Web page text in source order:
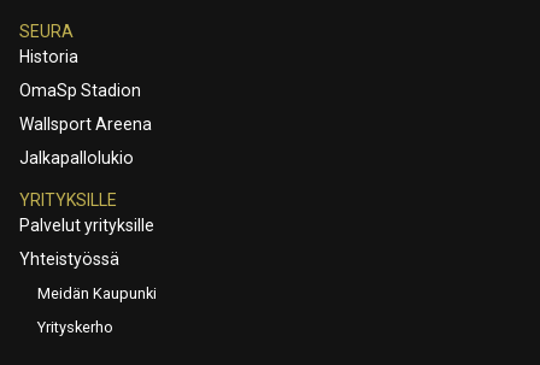
SEURA
Historia
OmaSp Stadion
Wallsport Areena
Jalkapallolukio
YRITYKSILLE
Palvelut yrityksille
Yhteistyössä
Meidän Kaupunki
Yrityskerho